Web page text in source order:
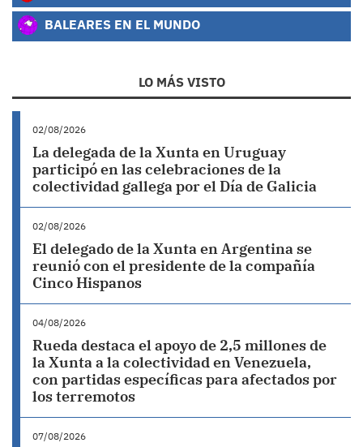
BALEARES EN EL MUNDO
LO MÁS VISTO
02/08/2026
La delegada de la Xunta en Uruguay
participó en las celebraciones de la
colectividad gallega por el Día de Galicia
02/08/2026
El delegado de la Xunta en Argentina se
reunió con el presidente de la compañía
Cinco Hispanos
04/08/2026
Rueda destaca el apoyo de 2,5 millones de
la Xunta a la colectividad en Venezuela,
con partidas específicas para afectados por
los terremotos
07/08/2026